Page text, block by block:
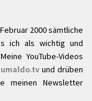
2000 sämtliche
ich als wichtig und
YouTube-Videos
und drüben
meinen Newsletter